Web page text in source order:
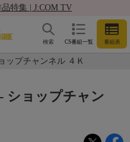
特集 | J:COM TV
CS番組一覧 番組表
検索
ップチャンネル ４Ｋ
ショップチャン